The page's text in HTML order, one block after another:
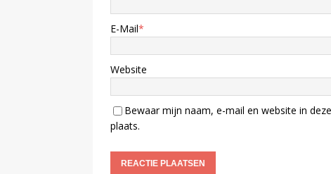
E-Mail*
Website
Bewaar mijn naam, e-mail en website in
plaats.